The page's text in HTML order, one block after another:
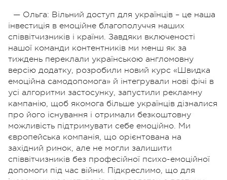
— Ольга: Вільний доступ для українців – це наша
інвестиція в емоційне благополуччя наших
співвітчизників і країни. Завдяки включеності
нашої команди контентників ми менш як за
тиждень переклали українською англомовну
версію додатку, розробили новий курс «Швидка
емоційна самодопомога» й інтегрували нові фічі в
усі алгоритми застосунку, запустили рекламну
кампанію, щоб якомога більше українців дізналися
про його існування і отримали безкоштовну
можливість підтримувати себе емоційно. Ми
європейська компанія, що орієнтована на
західний ринок, але не могли залишити
співвітчизників без професійної психо-емоційної
допомоги під час війни. Підкреслимо, що для